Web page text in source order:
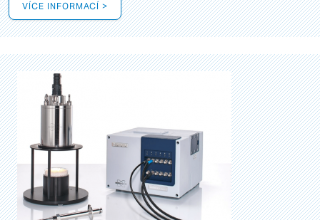
VÍCE INFORMACÍ >